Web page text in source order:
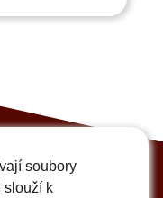
soubory
slouží k